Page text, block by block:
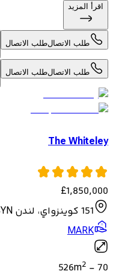
اقرأ المزيد
طلب الاتصالطلب الاتصال
طلب الاتصالطلب الاتصال
The Whiteley
£1,850,000
151 كوينزواي، لندن W2 4YN
MARK
70
-
526m2